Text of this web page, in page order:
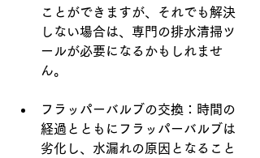
ことができますが、それでも解決
しない場合は、専門の排水清掃ツ
ールが必要になるかもしれませ
ん。
フラッパーバルブの交換：時間の
経過とともにフラッパーバルブは
劣化し、水漏れの原因となること